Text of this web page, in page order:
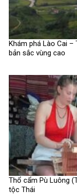
Khám phá Lào Cai –
bản sắc vùng cao
Thổ cẩm Pù Luông
tộc Thái